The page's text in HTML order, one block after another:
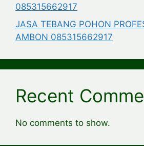
085315662917
JASA TEBANG POHON
AMBON 085315662917
Recent
No comments to show.